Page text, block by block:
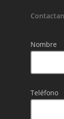
Nombre
Teléfono